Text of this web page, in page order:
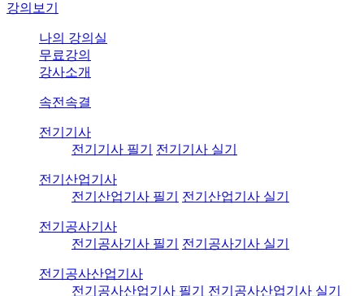
강의보기
나의 강의실
무료강의
강사소개
속전속결
전기기사
전기기사 필기
전기기사 실기
전기산업기사
전기산업기사 필기
전기산업기사 실기
전기공사기사
전기공사기사 필기
전기공사기사 실기
전기공사산업기사
전기공사산업기사 필기
전기공사산업기사 실기